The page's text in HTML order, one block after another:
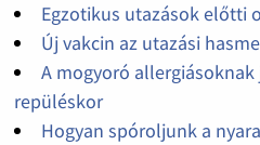
Egzotikus utazások előtti
Új vakcin az utazási
A mogyoró
repüléskor
Hogyan spóroljunk a